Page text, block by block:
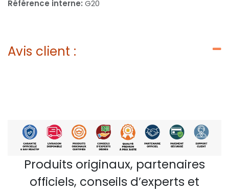
Référence interne: G20
Avis client :
Produits originaux, partenaires
officiels, conseils d’experts et